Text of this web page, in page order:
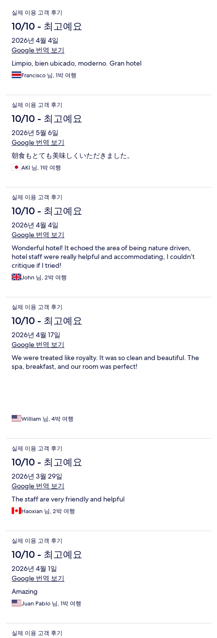
이
용
후
기
실제 이용 고객 후기
10/10 - 최고예요
2026년 4월 4일
Google 번역 보기
Limpio, bien ubicado, moderno. Gran hotel
Francisco 님, 1박 여행
실제 이용 고객 후기
10/10 - 최고예요
2026년 5월 6일
Google 번역 보기
朝食もとても美味しくいただきました。
AKI 님, 1박 여행
실제 이용 고객 후기
10/10 - 최고예요
2026년 4월 4일
Google 번역 보기
Wonderful hotel! It echoed the area of being nature driven,
hotel staff were really helpful and accommodating, I couldn’t
critique if I tried!
John 님, 2박 여행
실제 이용 고객 후기
10/10 - 최고예요
2026년 4월 17일
Google 번역 보기
We were treated like royalty. It was so clean and beautiful. The
spa, breakfast, and our room was perfect!
William 님, 4박 여행
실제 이용 고객 후기
10/10 - 최고예요
2026년 3월 29일
Google 번역 보기
The staff are very friendly and helpful
Haoxian 님, 2박 여행
실제 이용 고객 후기
10/10 - 최고예요
2026년 4월 1일
Google 번역 보기
Amazing
Juan Pablo 님, 1박 여행
실제 이용 고객 후기